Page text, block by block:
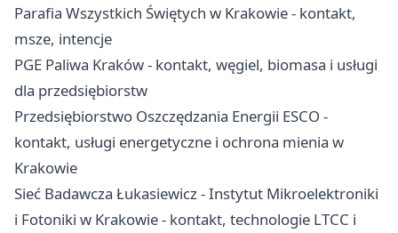
Parafia Wszystkich Świętych w Krakowie - kontakt,
msze, intencje
PGE Paliwa Kraków - kontakt, węgiel, biomasa i usługi
dla przedsiębiorstw
Przedsiębiorstwo Oszczędzania Energii ESCO -
kontakt, usługi energetyczne i ochrona mienia w
Krakowie
Sieć Badawcza Łukasiewicz - Instytut Mikroelektroniki
i Fotoniki w Krakowie - kontakt, technologie LTCC i